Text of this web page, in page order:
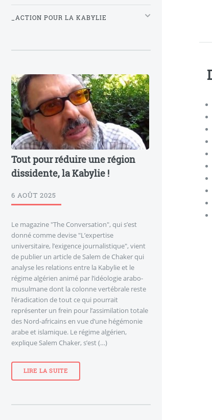
_ACTION POUR LA KABYLIE
Tout pour réduire une région
dissidente, la Kabylie !
6 AOÛT 2025
Le magazine "The Conversation", qui s’est
donné comme devise "L’expertise
universitaire, l’exigence journalistique", vient
de publier un article de Salem de Chaker qui
analyse les relations entre la Kabylie et le
régime algérien animé par l’idéologie arabo-
musulmane dont la colonne vertébrale reste
l’éradication de tout ce qui pourrait
représenter un frein pour l’assimilation totale
des Nord-africains en vue d’une hégémonie
arabe et islamique. Le régime algérien,
explique Salem Chaker, s’est (…)
LIRE LA SUITE